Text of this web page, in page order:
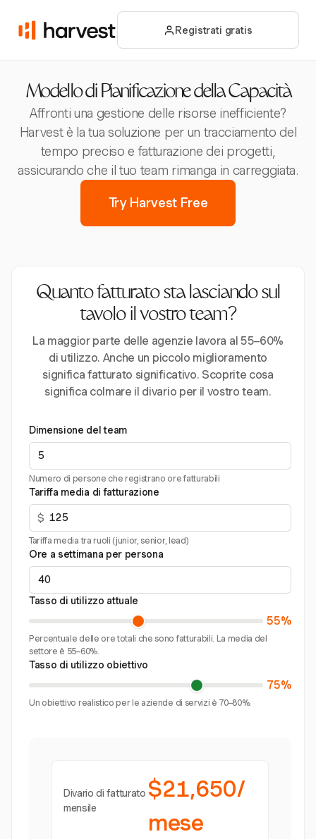
Registrati gratis
Modello di Pianificazione della Capacità
Affronti una gestione delle risorse inefficiente?
Harvest è la tua soluzione per un tracciamento del
tempo preciso e fatturazione dei progetti,
assicurando che il tuo team rimanga in carreggiata.
Try Harvest Free
Quanto fatturato sta lasciando sul
tavolo il vostro team?
La maggior parte delle agenzie lavora al 55–60%
di utilizzo. Anche un piccolo miglioramento
significa fatturato significativo. Scoprite cosa
significa colmare il divario per il vostro team.
Dimensione del team
Numero di persone che registrano ore fatturabili
Tariffa media di fatturazione
$
Tariffa media tra ruoli (junior, senior, lead)
Ore a settimana per persona
Tasso di utilizzo attuale
55%
Percentuale delle ore totali che sono fatturabili. La media del
settore è 55–60%.
Tasso di utilizzo obiettivo
75%
Un obiettivo realistico per le aziende di servizi è 70–80%.
Divario di fatturato
mensile
$21,650/
mese